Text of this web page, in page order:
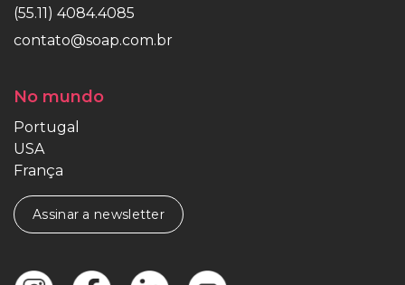
(55.11) 4084.4085
contato@soap.com.br
No mundo
Portugal
USA
França
Assinar a newsletter